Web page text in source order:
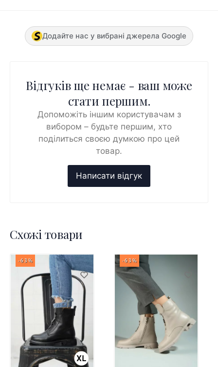
Додайте нас у вибрані джерела Google
Відгуків ще немає - ваш може
стати першим.
Допоможіть іншим користувачам з
вибором – будьте першим, хто
поділиться своєю думкою про цей
товар.
Схожі товари
-63% -63%